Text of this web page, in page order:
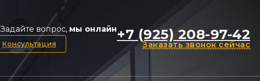
Задайте вопрос, мы онлайн
Консультация
+7 (925) 208-97-42
Заказать звонок сейчас